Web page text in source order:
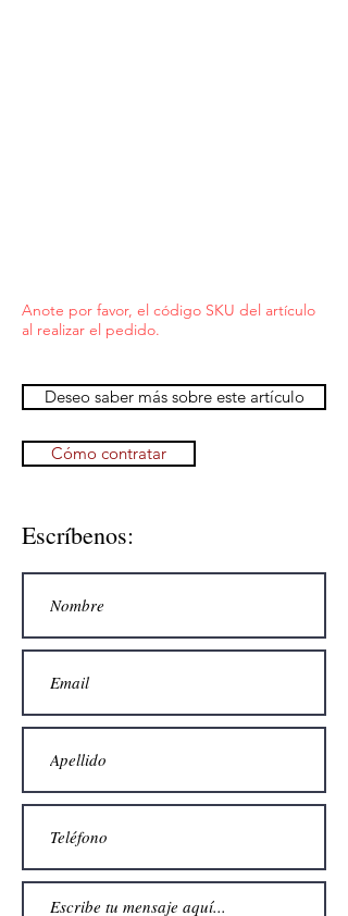
Anote por favor, el código SKU del artículo
al realizar el pedido.
Deseo saber más sobre este artículo
Cómo contratar
Escríbenos: